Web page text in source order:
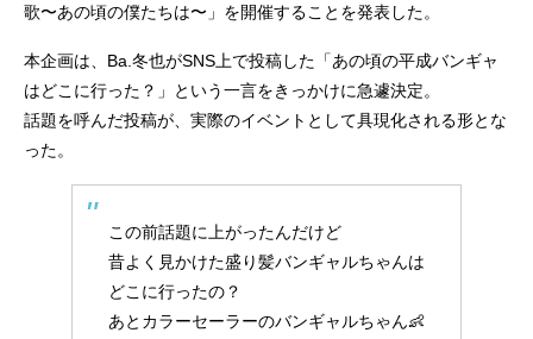
歌〜あの頃の僕たちは〜」を開催することを発表した。
本企画は、Ba.冬也がSNS上で投稿した「あの頃の平成バンギャ
はどこに行った？」という一言をきっかけに急遽決定。
話題を呼んだ投稿が、実際のイベントとして具現化される形とな
った。
この前話題に上がったんだけど
昔よく見かけた盛り髪バンギャルちゃんは
どこに行ったの？
あとカラーセーラーのバンギャルちゃん👶